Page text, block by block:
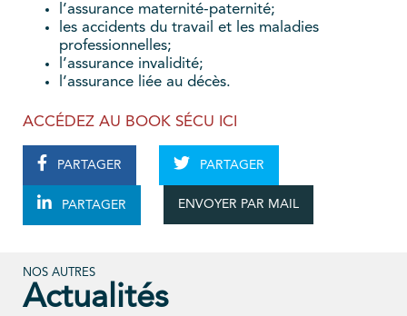
l’assurance maternité-paternité;
les accidents du travail et les maladies
professionnelles;
l’assurance invalidité;
l’assurance liée au décès.
ACCÉDEZ AU BOOK SÉCU ICI
PARTAGER PARTAGER
PARTAGER ENVOYER PAR MAIL
NOS AUTRES
Actualités